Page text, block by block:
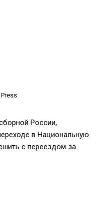
России,
в Национальную
с переездом за